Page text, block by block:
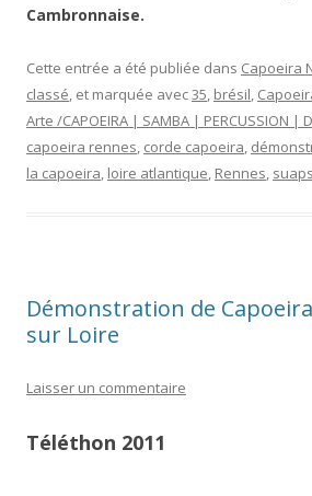
Cambronnaise.
Cette entrée a été publiée dans Capoeira
classé, et marquée avec35, brésil,
Arte /CAPOEIRA | SAMBA | PERCUSSION |
capoeira rennes, corde capoeira,
la capoeira, loire atlantique, Rennes, suaps
Démonstration de
sur Loire
Laisser un commentaire
Téléthon 2011